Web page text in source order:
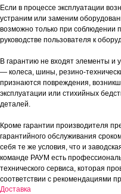
Если в процессе эксплуатации
устраним или заменим
возможно только при соблюдении
руководстве пользователя к
В гарантию не входят элементы и
— колеса, шины, резино-
признаются повреждения,
эксплуатации или стихийных
деталей.
Кроме гарантии производителя
гарантийного обслуживания
себя те же условия, что и
команде РАУМ есть
технического сервиса, которая
соответствии с рекомендациями
Доставка